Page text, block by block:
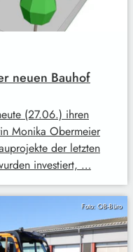
neuen Bauhof
(27.06.) ihren
Monika Obermeier
der letzten
investiert, …
Foto: OB-Büro